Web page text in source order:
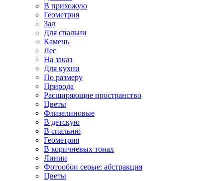
В прихожую
Геометрия
Зал
Для спальни
Камень
Лес
На заказ
Для кухни
По размеру
Природа
Расширяющие пространство
Цветы
Флизелиновые
В детскую
В спальню
Геометрия
В коричневых тонах
Линии
Фотообои серые: абстракция
Цветы